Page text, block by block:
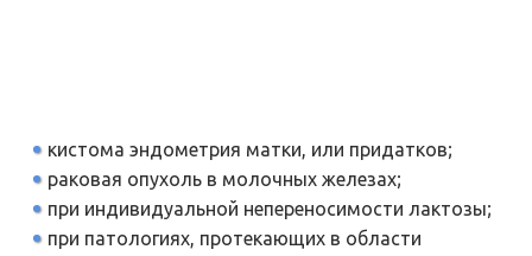
кистома эндометрия матки, или придатков;
раковая опухоль в молочных железах;
при индивидуальной непереносимости лактозы;
при патологиях, протекающих в области